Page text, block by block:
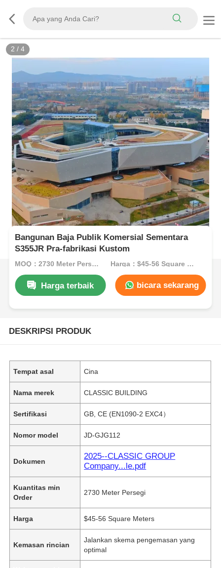
2 / 4
Bangunan Baja Publik Komersial Sementara
S355JR Pra-fabrikasi Kustom
MOQ：2730 Meter Persegi Harga：$45-56 Square Meters
Harga terbaik bicara sekarang
DESKRIPSI PRODUK
Tempat asal Cina
Nama merek CLASSIC BUILDING
Sertifikasi GB, CE (EN1090-2 EXC4）
Nomor model JD-GJG112
Dokumen
2025--CLASSIC GROUP
Company...le.pdf
Kuantitas min
Order
2730 Meter Persegi
Harga $45-56 Square Meters
Kemasan rincian
Jalankan skema pengemasan yang
optimal